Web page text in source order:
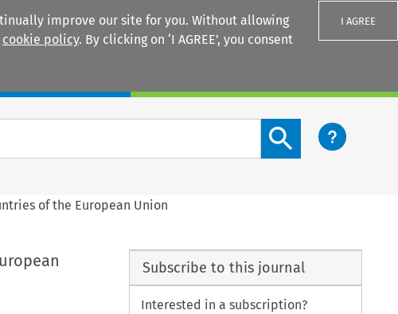
improve our site for you. Without allowing
cookie policy. By clicking on ‘I AGREE’, you consent
I AGREE
Search content button
of the European Union
Subscribe to this journal
Interested in a subscription?